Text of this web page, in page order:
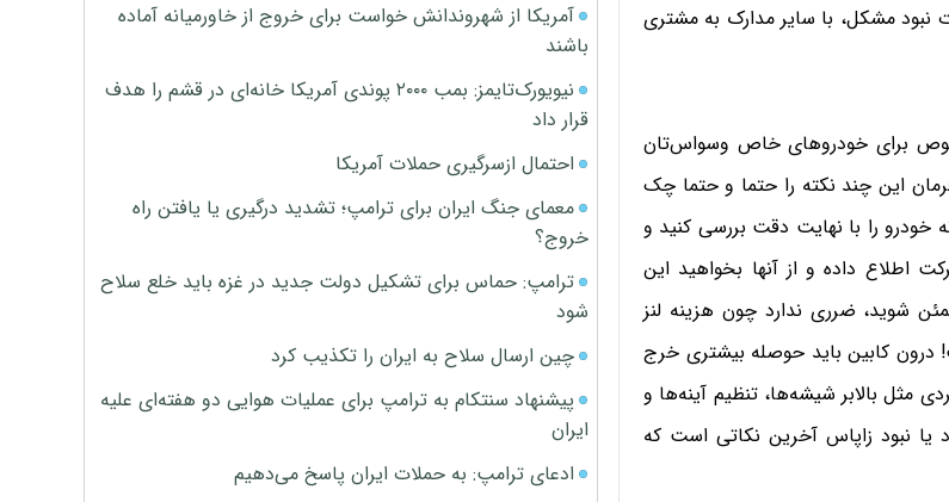
نبود مشکل، با سایر مدارک به مشتری
برای خودروهای خاص وسواس‌تان
این چند نکته را حتما و حتما چک
خودرو را با نهایت دقت بررسی کنید و
اطلاع داده و از آنها بخواهید این
شوید، ضرری ندارد چون هزینه لنز
درون کابین باید حوصله بیشتری خرج
مثل بالابر شیشه‌ها، تنظیم آینه‌ها و
نبود زاپاس آخرین نکاتی است که
آمریکا از شهروندانش خواست برای خروج از خاورمیانه آماده
باشند
نیویورک‌تایمز: بمب ۲۰۰۰ پوندی آمریکا خانه‌ای در قشم را هدف
قرار داد
احتمال ازسرگیری حملات آمریکا
معمای جنگ ایران برای ترامپ؛ تشدید درگیری یا یافتن راه
خروج؟
ترامپ: حماس برای تشکیل دولت جدید در غزه باید خلع سلاح
شود
چین ارسال سلاح به ایران را تکذیب کرد
پیشنهاد سنتکام به ترامپ برای عملیات هوایی دو هفته‌ای علیه
ایران
ادعای ترامپ: به حملات ایران پاسخ می‌دهیم